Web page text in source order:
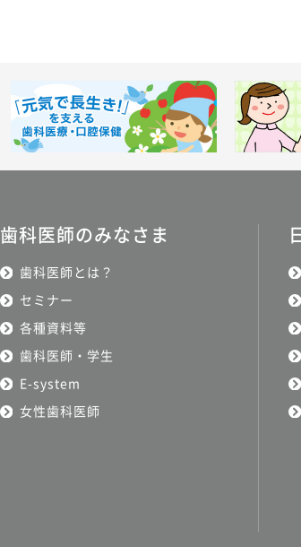
歯科医師のみなさま
歯科医師とは？
セミナー
各種資料等
歯科医師・学生
E-system
女性歯科医師